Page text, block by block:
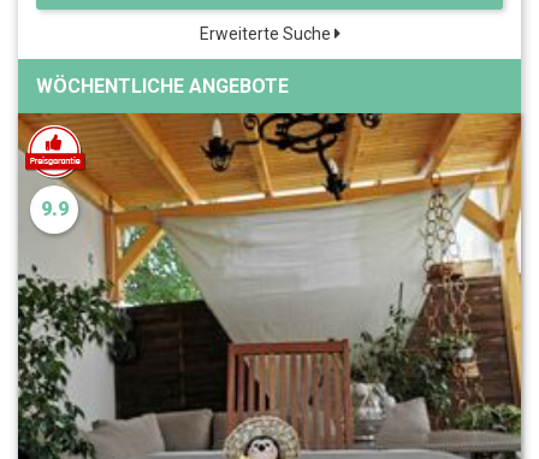
Erweiterte Suche
WÖCHENTLICHE ANGEBOTE
9.9